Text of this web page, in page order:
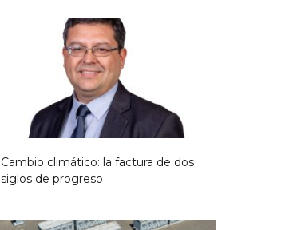
Cambio climático: la factura de dos
siglos de progreso